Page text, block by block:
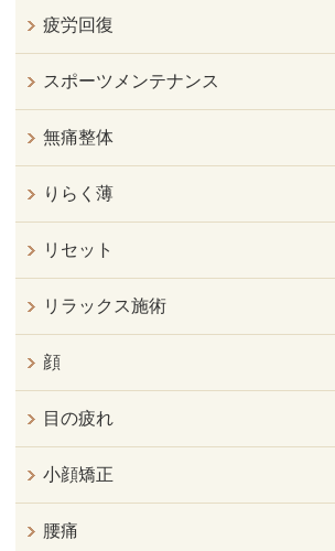
疲労回復
スポーツメンテナンス
無痛整体
りらく薄
リセット
リラックス施術
顔
目の疲れ
小顔矯正
腰痛